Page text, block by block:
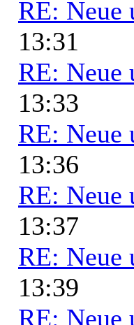
RE: Neue
13:31
RE: Neue
13:33
RE: Neue
13:36
RE: Neue
13:37
RE: Neue
13:39
RE: Neue